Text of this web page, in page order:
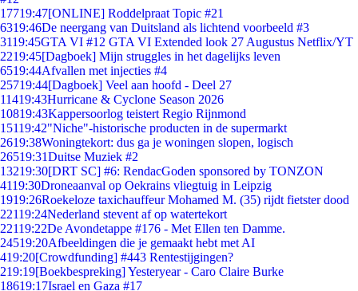
17719:47[ONLINE] Roddelpraat Topic #21
6319:46De neergang van Duitsland als lichtend voorbeeld #3
3119:45GTA VI #12 GTA VI Extended look 27 Augustus Netflix/YT
2219:45[Dagboek] Mijn struggles in het dagelijks leven
6519:44Afvallen met injecties #4
25719:44[Dagboek] Veel aan hoofd - Deel 27
11419:43Hurricane & Cyclone Season 2026
10819:43Kappersoorlog teistert Regio Rijnmond
15119:42"Niche"-historische producten in de supermarkt
2619:38Woningtekort: dus ga je woningen slopen, logisch
26519:31Duitse Muziek #2
13219:30[DRT SC] #6: RendacGoden sponsored by TONZON
4119:30Droneaanval op Oekrains vliegtuig in Leipzig
1919:26Roekeloze taxichauffeur Mohamed M. (35) rijdt fietster dood
22119:24Nederland stevent af op watertekort
22119:22De Avondetappe #176 - Met Ellen ten Damme.
24519:20Afbeeldingen die je gemaakt hebt met AI
419:20[Crowdfunding] #443 Rentestijgingen?
219:19[Boekbespreking] Yesteryear - Caro Claire Burke
18619:17Israel en Gaza #17